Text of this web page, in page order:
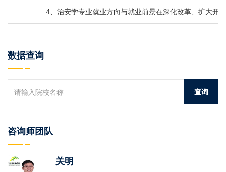
4、治安学专业就业方向与就业前景在深化改革、扩大开
数据查询
咨询师团队
关明